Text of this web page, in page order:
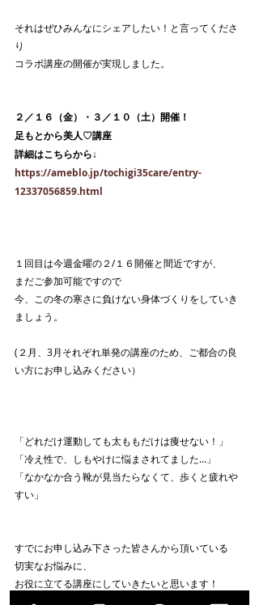
それはぜひみんなにシェアしたい！と言ってくださ
り
コラボ講座の開催が実現しました。
２／１６（金）・３／１０（土）開催！
足もとから美人♡講座
詳細はこちらから↓
https://ameblo.jp/tochigi35care/entry-
12337056859.html
１回目は今週金曜の２/１６開催と間近ですが、
まだご参加可能ですので
今、この冬の寒さに負けない身体づくりをしていき
ましょう。
(２月、3月それぞれ単発の講座のため、ご都合の良
い方にお申し込みください）
「どれだけ運動しても太ももだけは痩せない！」
「冷え性で、しもやけに悩まされてました…」
「なかなか合う靴が見当たらなくて、歩くと疲れや
すい」
すでにお申し込み下さった皆さんから頂いている
切実なお悩みに、
お役に立てる講座にしていきたいと思います！